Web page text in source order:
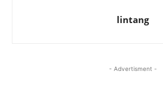
lintang
- Advertisment -